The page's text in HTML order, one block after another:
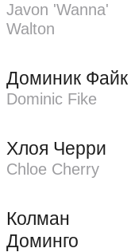
Javon 'Wanna'
Walton
Доминик Файк
Dominic Fike
Хлоя Черри
Chloe Cherry
Колман
Доминго